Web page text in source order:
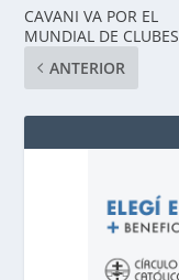
CAVANI VA POR EL
MUNDIAL DE CLUBES
ANTERIOR